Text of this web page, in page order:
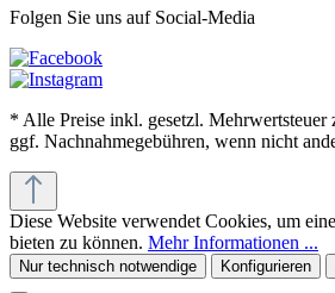
Folgen Sie uns auf Social-Media
* Alle Preise inkl. gesetzl. Mehrwertsteuer
ggf. Nachnahmegebühren, wenn nicht
Diese Website verwendet Cookies, um
bieten zu können. Mehr Informationen ...
Nur technisch notwendige Konfigurieren